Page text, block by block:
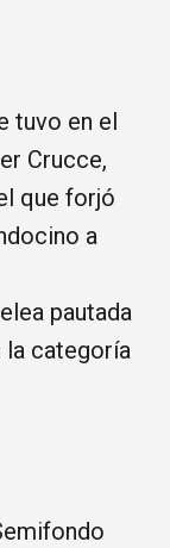
tuvo en el
Crucce,
que forjó
a
pautada
la categoría